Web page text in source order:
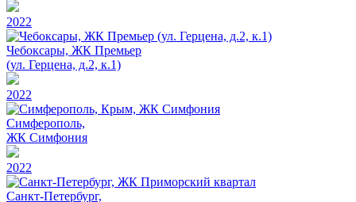
2022
Чебоксары, ЖК Премьер
(ул. Герцена, д.2, к.1)
2022
Симферополь,
ЖК Симфония
2022
Санкт-Петербург,